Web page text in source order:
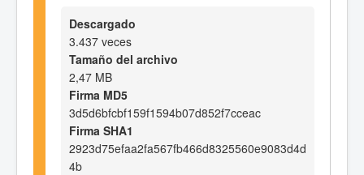
Descargado
3.437 veces
Tamaño del archivo
2,47 MB
Firma MD5
3d5d6bfcbf159f1594b07d852f7cceac
Firma SHA1
2923d75efaa2fa567fb466d8325560e9083d4d
4b